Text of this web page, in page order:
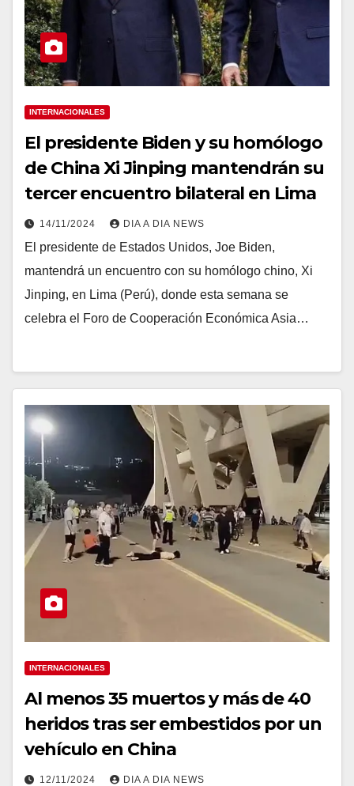
INTERNACIONALES
El presidente Biden y su homólogo
de China Xi Jinping mantendrán su
tercer encuentro bilateral en Lima
14/11/2024 DIA A DIA NEWS
El presidente de Estados Unidos, Joe Biden,
mantendrá un encuentro con su homólogo chino, Xi
Jinping, en Lima (Perú), donde esta semana se
celebra el Foro de Cooperación Económica Asia…
INTERNACIONALES
Al menos 35 muertos y más de 40
heridos tras ser embestidos por un
vehículo en China
12/11/2024 DIA A DIA NEWS